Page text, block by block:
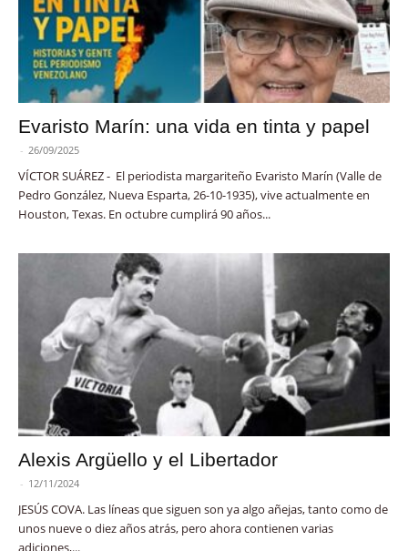
Evaristo Marín: una vida en tinta y papel
- 26/09/2025
VÍCTOR SUÁREZ - El periodista margariteño Evaristo Marín (Valle de
Pedro González, Nueva Esparta, 26-10-1935), vive actualmente en
Houston, Texas. En octubre cumplirá 90 años...
Alexis Argüello y el Libertador
- 12/11/2024
JESÚS COVA. Las líneas que siguen son ya algo añejas, tanto como de
unos nueve o diez años atrás, pero ahora contienen varias